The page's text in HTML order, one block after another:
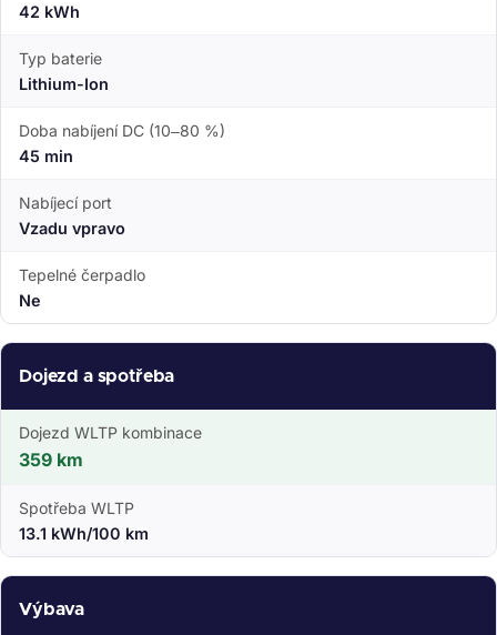
42 kWh
Typ baterie
Lithium-Ion
Doba nabíjení DC (10–80 %)
45 min
Nabíjecí port
Vzadu vpravo
Tepelné čerpadlo
Ne
Dojezd a spotřeba
Dojezd WLTP kombinace
359 km
Spotřeba WLTP
13.1 kWh/100 km
Výbava